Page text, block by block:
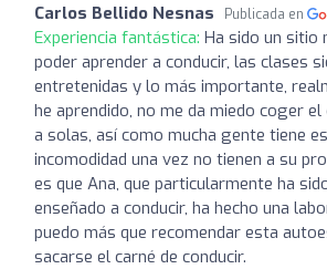
Carlos Bellido Nesnas Publicada en
Experiencia fantástica: Ha sido un sitio
poder aprender a conducir, las clases
entretenidas y lo más importante,
he aprendido, no me da miedo coger el
a solas, así como mucha gente tiene
incomodidad una vez no tienen a su
es que Ana, que particularmente ha
enseñado a conducir, ha hecho una
puedo más que recomendar esta
sacarse el carné de conducir.